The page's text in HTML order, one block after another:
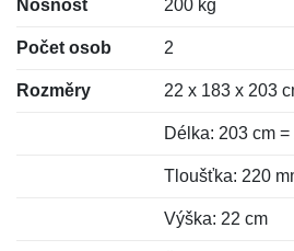
Nosnost 200 kg
Počet osob 2
Rozměry 22 x 183 x 203
Délka: 203 cm =
Tloušťka: 220
Výška: 22 cm